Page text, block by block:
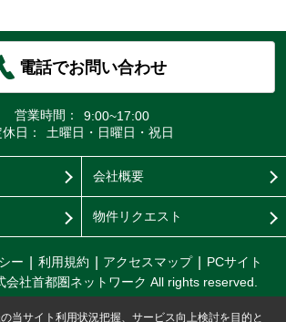
電話でお問い合わせ
営業時間：
9:00~17:00
日：
土曜日・日曜日・祝日
会社概要
物件リクエスト
ー 利用規約 アクセスマップ
PCサイト
会社首都圏ネットワーク All rights reserved.
当サイト利用状況把握、サービス向上検討を目的と